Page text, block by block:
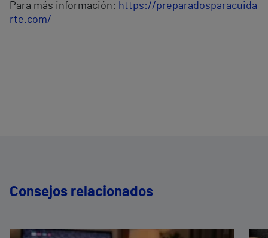
Para más información: https://preparadosparacuida
rte.com/
Consejos relacionados